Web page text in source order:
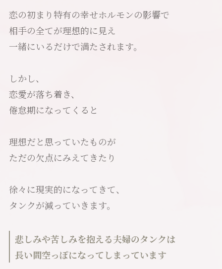
恋の初まり特有の幸せホルモンの影響で
相手の全てが理想的に見え
一緒にいるだけで満たされます。
しかし、
恋愛が落ち着き、
倦怠期になってくると
理想だと思っていたものが
ただの欠点にみえてきたり
徐々に現実的になってきて、
タンクが減っていきます。
悲しみや苦しみを抱える夫婦のタンクは
長い間空っぽになってしまっています